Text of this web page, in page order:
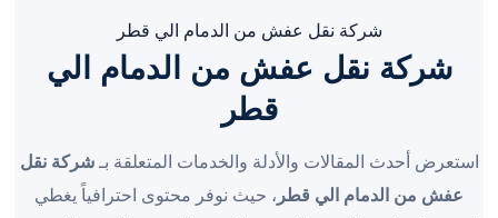
شركة نقل عفش من الدمام الي قطر
شركة نقل عفش من الدمام الي
قطر
استعرض أحدث المقالات والأدلة والخدمات المتعلقة بـشركة نقل
عفش من الدمام الي قطر ، حيث نوفر محتوى احترافياً يغطي